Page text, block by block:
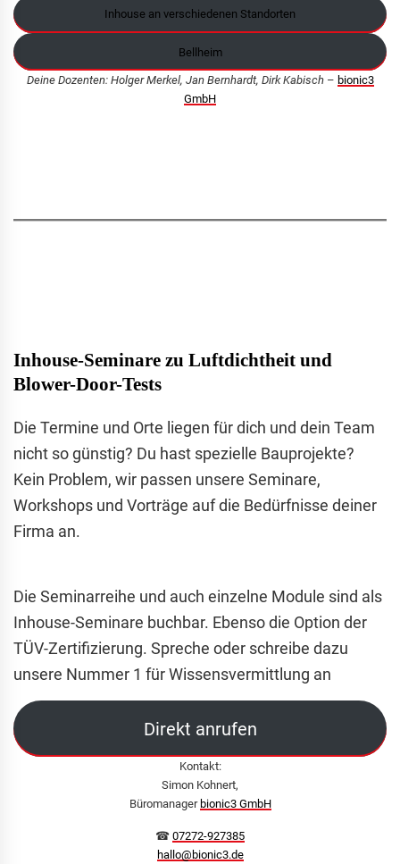
Inhouse an verschiedenen Standorten
Bellheim
Deine Dozenten: Holger Merkel, Jan Bernhardt, Dirk Kabisch– bionic3
GmbH
Inhouse-Seminare zu Luftdichtheit und
Blower-Door-Tests
Die Termine und Orte liegen für dich und dein Team
nicht so günstig? Du hast spezielle Bauprojekte?
Kein Problem, wir passen unsere Seminare,
Workshops und Vorträge auf die Bedürfnisse deiner
Firma an.
Die Seminarreihe und auch einzelne Module sind als
Inhouse-Seminare buchbar. Ebenso die Option der
TÜV-Zertifizierung. Spreche oder schreibe dazu
unsere Nummer 1 für Wissensvermittlung an
Direkt anrufen
Kontakt:
Simon Kohnert,
Büromanager bionic3 GmbH
☎︎ 07272-927385
hallo@bionic3.de